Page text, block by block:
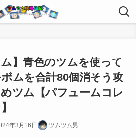
ム】青色のツムを使って
ムを合計80個消そう攻
ツム【パフュームコレ
年3月16日 ツムツム男